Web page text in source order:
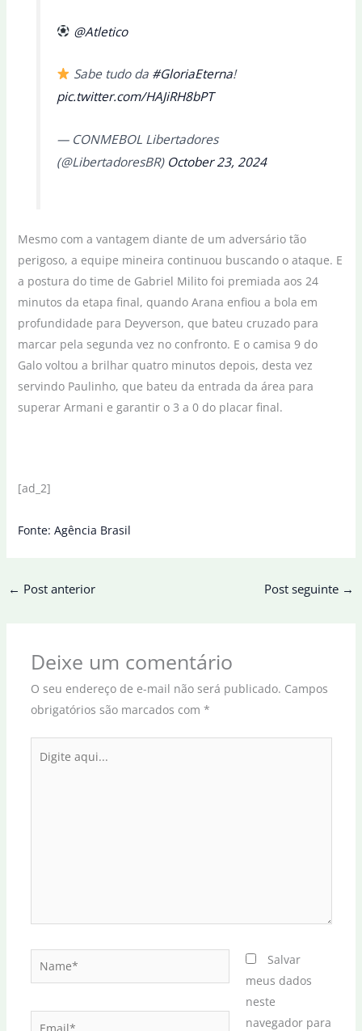
@Atletico
Sabe tudo da #GloriaEterna!
pic.twitter.com/HAJiRH8bPT
— CONMEBOL Libertadores
(@LibertadoresBR) October 23, 2024
Mesmo com a vantagem diante de um adversário tão
perigoso, a equipe mineira continuou buscando o ataque. E
a postura do time de Gabriel Milito foi premiada aos 24
minutos da etapa final, quando Arana enfiou a bola em
profundidade para Deyverson, que bateu cruzado para
marcar pela segunda vez no confronto. E o camisa 9 do
Galo voltou a brilhar quatro minutos depois, desta vez
servindo Paulinho, que bateu da entrada da área para
superar Armani e garantir o 3 a 0 do placar final.
[ad_2]
Fonte: Agência Brasil
← Post anterior Post seguinte →
Deixe um comentário
O seu endereço de e-mail não será publicado. Campos
obrigatórios são marcados com *
aqui...
Name*
Email*
Salvar
meus dados
neste
navegador para